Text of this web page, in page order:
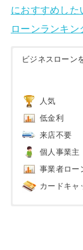
におすすめした
ローンランキン
ビジネスローン
人気
低金利
来店不要
個人事業主
事業者ロー
カードキャ